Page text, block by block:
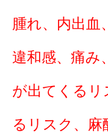
腫れ、内出血
違和感、痛み
が出てくるリ
るリスク、麻